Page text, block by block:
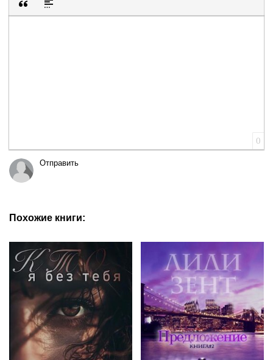
Вставка цитаты
Вставка спойлера
0
Отправить
Похожие книги: